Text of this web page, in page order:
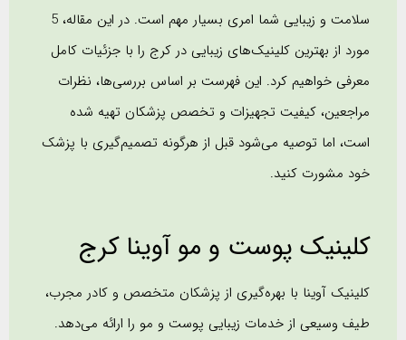
سلامت و زیبایی شما امری بسیار مهم است. در این مقاله، 5
مورد از بهترین کلینیک‌های زیبایی در کرج را با جزئیات کامل
معرفی خواهیم کرد. این فهرست بر اساس بررسی‌ها، نظرات
مراجعین، کیفیت تجهیزات و تخصص پزشکان تهیه شده
است، اما توصیه می‌شود قبل از هرگونه تصمیم‌گیری با پزشک
خود مشورت کنید.
کلینیک پوست و مو آوینا کرج
کلینیک آوینا با بهره‌گیری از پزشکان متخصص و کادر مجرب،
طیف وسیعی از خدمات زیبایی پوست و مو را ارائه می‌دهد.